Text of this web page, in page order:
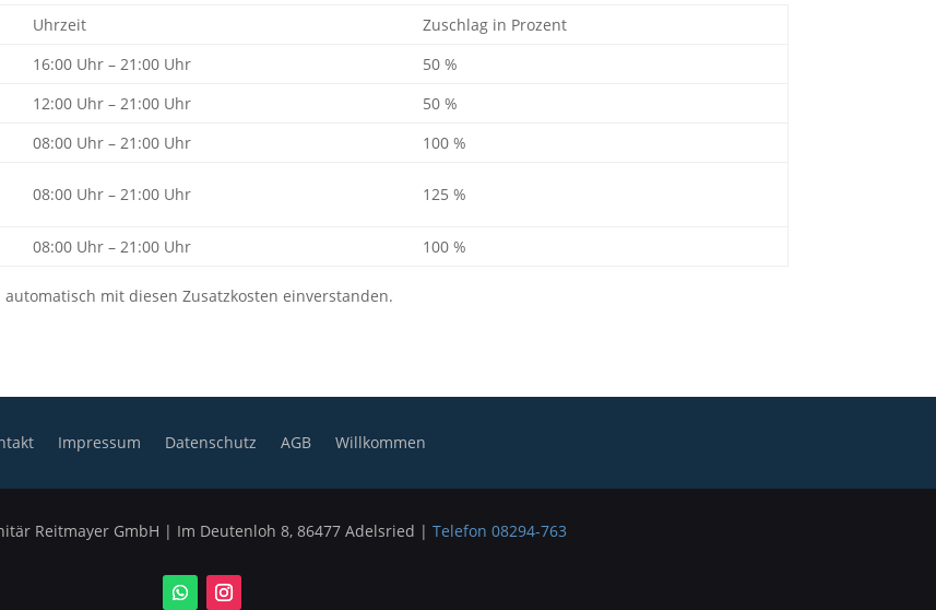
Uhrzeit
Zuschlag in Prozent
16:00 Uhr – 21:00 Uhr
50 %
12:00 Uhr – 21:00 Uhr
50 %
08:00 Uhr – 21:00 Uhr
100 %
08:00 Uhr – 21:00 Uhr 125 %
08:00 Uhr – 21:00 Uhr 100 %
mit diesen Zusatzkosten einverstanden.
Impressum Datenschutz AGB Willkommen
Reitmayer GmbH | Im Deutenloh 8, 86477 Adelsried | Telefon 08294-763